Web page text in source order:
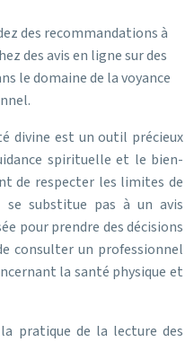
des recommandations à
des avis en ligne sur des
le domaine de la voyance
divine est un outil précieux
spirituelle et le bien-
de respecter les limites de
substitue pas à un avis
pour prendre des décisions
consulter un professionnel
la santé physique et
pratique de la lecture des